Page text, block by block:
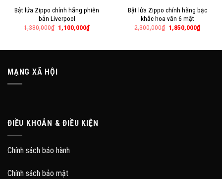
Bật lửa Zippo chính hãng phiên
bản Liverpool
1,380,000₫ 1,100,000₫
Bật lửa Zippo chính hãng bạc
khắc hoa văn 6 mặt
2,300,000₫ 1,850,000₫
MẠNG XÃ HỘI
ĐIỀU KHOẢN & ĐIỀU KIỆN
Chính sách bảo hành
Chính sách bảo mật